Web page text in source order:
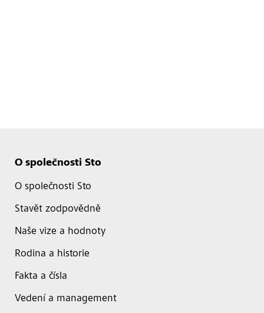
O společnosti Sto
O společnosti Sto
Stavět zodpovědně
Naše vize a hodnoty
Rodina a historie
Fakta a čísla
Vedení a management